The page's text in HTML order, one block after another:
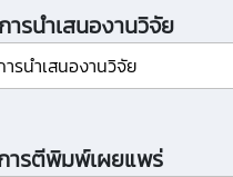
รนำเสนองานวิจัย
รนำเสนองานวิจัย
ารตีพิมพ์เผยแพร่